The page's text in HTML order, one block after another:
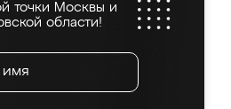
точки Москвы и
области!